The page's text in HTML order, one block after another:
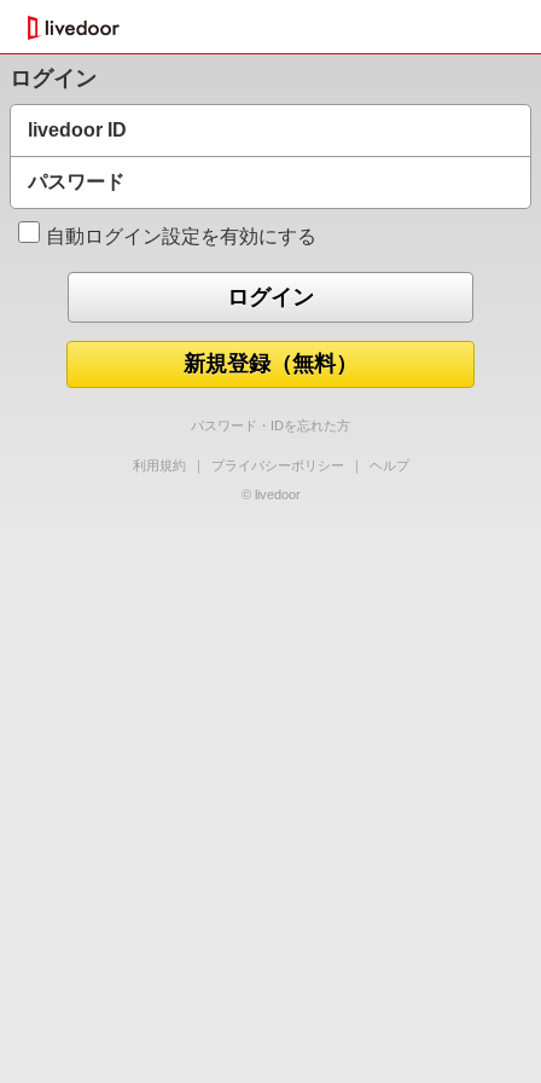
ログイン
livedoor ID
パスワード
自動ログイン設定を有効にする
新規登録（無料）
パスワード・IDを忘れた方
利用規約 ｜ プライバシーポリシー ｜
ヘルプ
© livedoor